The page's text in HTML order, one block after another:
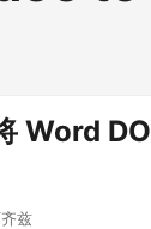
Word
齐兹